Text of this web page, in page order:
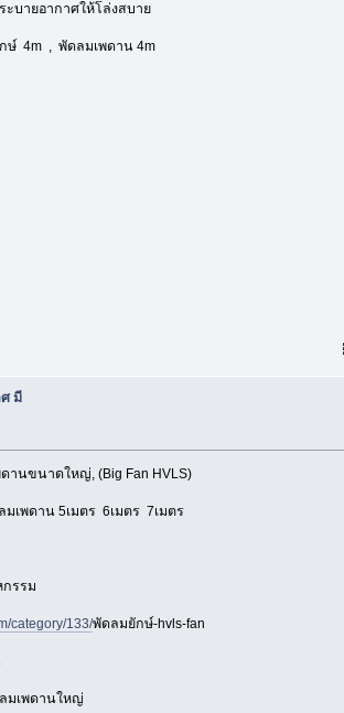
บายอากาศให้โล่งสบาย
4m , พัดลมเพดาน 4m
มี
นขนาดใหญ่, (Big Fan HVLS)
เพดาน 5เมตร 6เมตร 7เมตร
รรม
category/133/พัดลมยักษ์-hvls-fan
มเพดานใหญ่